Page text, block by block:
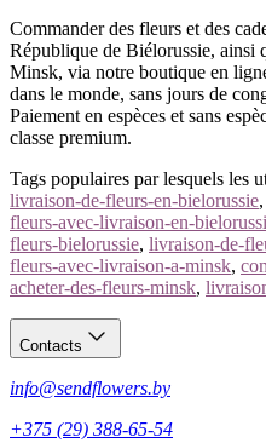
Commander des fleurs et des
République de Biélorussie,
Minsk, via notre boutique en
dans le monde, sans jours de
Paiement en espèces et sans
classe premium.
Tags populaires par lesquels les
livraison-de-fleurs-en-bielorussie,
fleurs-avec-livraison-en-
fleurs-bielorussie, livraison-de-
fleurs-avec-livraison-a-minsk,
acheter-des-fleurs-minsk,
Contacts
info@sendflowers.by
+375 (29) 388-65-54